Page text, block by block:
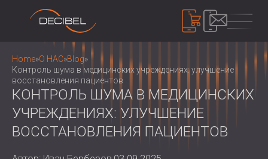
ПРОДУКТЫ
ЗВУКОИЗОЛЯЦИЯ
ЗВУКОИЗОЛЯЦИЯ ДЛЯ СТЕН
ЗВУКОИЗОЛЯЦИЯ ДЛЯ ПОТОЛКОВ
АКУСТИЧЕСКИЕ ПАНЕЛИ
ECO-FRIENDLY ACOUSTIC PANELS AND
Home»О НАС»Blog»
Контроль шума в медицинских учреждениях: улучшение
восстановления пациентов
КОНТРОЛЬ ШУМА В МЕДИЦИНСКИХ
УЧРЕЖДЕНИЯХ: УЛУЧШЕНИЕ
ВОССТАНОВЛЕНИЯ ПАЦИЕНТОВ